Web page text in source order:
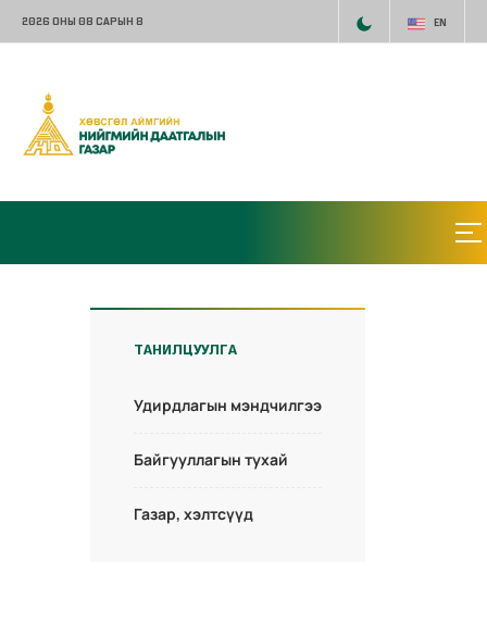
2026 ОНЫ 08 САРЫН 8 EN
ТАНИЛЦУУЛГА
Удирдлагын мэндчилгээ
Байгууллагын тухай
Газар, хэлтсүүд